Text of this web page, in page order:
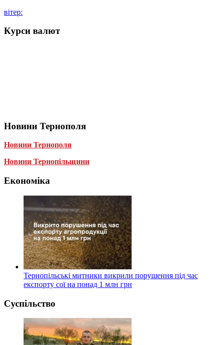
вітер:
Курси валют
Новини Тернополя
Новини Тернополя
Новини Тернопільщини
Економіка
Тернопільські митники викрили порушення під час
експорту сої на понад 1 млн грн
Суспільство